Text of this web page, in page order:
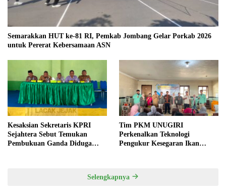
Semarakkan HUT ke-81 RI, Pemkab Jombang Gelar Porkab 2026
untuk Pererat Kebersamaan ASN
Kesaksian Sekretaris KPRI
Sejahtera Sebut Temukan
Pembukuan Ganda Diduga
Tim PKM UNUGIRI
Perkenalkan Teknologi
Pengukur Kesegaran Ikan
Selengkapnya